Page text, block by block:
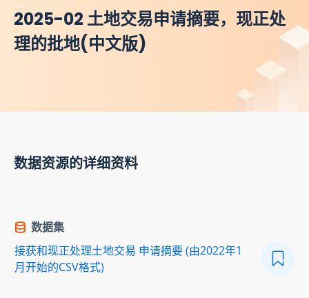
2025-02 土地交易申请摘要，现正处
理的批地(中文版)
数据资源的详细资料
数据集
接获和现正处理土地交易 申请摘要 (由2022年1
月开始的CSV格式)